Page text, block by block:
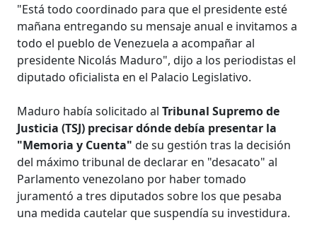
"Está todo coordinado para que el presidente esté
mañana entregando su mensaje anual e invitamos a
todo el pueblo de Venezuela a acompañar al
presidente Nicolás Maduro", dijo a los periodistas el
diputado oficialista en el Palacio Legislativo.
Maduro había solicitado alTribunal Supremo de
Justicia (TSJ) precisar dónde debía presentar la
"Memoria y Cuenta" de su gestión tras la decisión
del máximo tribunal de declarar en "desacato" al
Parlamento venezolano por haber tomado
juramentó a tres diputados sobre los que pesaba
una medida cautelar que suspendía su investidura.